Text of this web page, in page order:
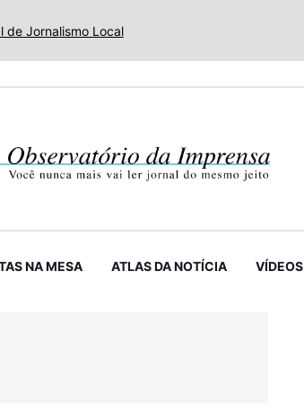
de Jornalismo Local
NA MESA ATLAS DA NOTÍCIA VÍDEOS